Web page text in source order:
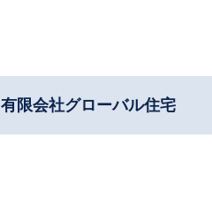
有限会社グローバル住宅